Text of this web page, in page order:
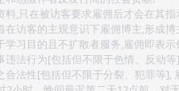
,只在被访客要求雇佣后才会在其
访客的主观意识下雇佣博主,形成
习目的且不扩散者服务,雇佣即表示
法行为[包括但不限于色情、反动
法性[包括但不限于分裂、犯罪等],